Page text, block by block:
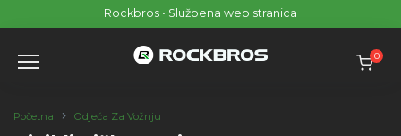
to
Rockbros • Službena web stranica
0
Početna Odjeća Za Vožnju